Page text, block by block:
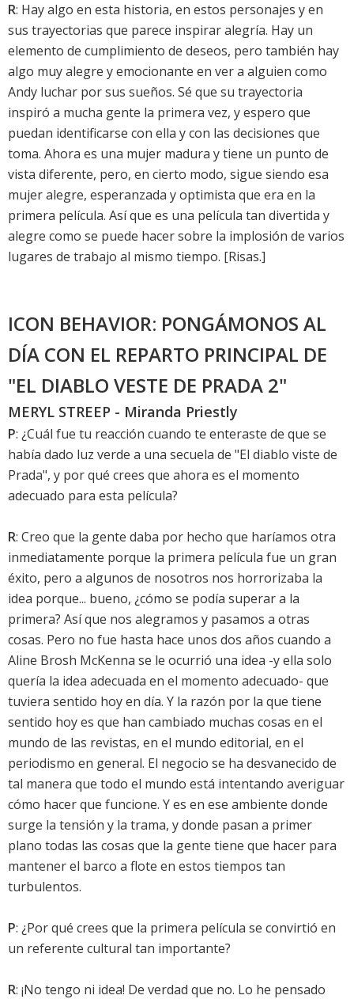
R: Hay algo en esta historia, en estos personajes y en
sus trayectorias que parece inspirar alegría. Hay un
elemento de cumplimiento de deseos, pero también hay
algo muy alegre y emocionante en ver a alguien como
Andy luchar por sus sueños. Sé que su trayectoria
inspiró a mucha gente la primera vez, y espero que
puedan identificarse con ella y con las decisiones que
toma. Ahora es una mujer madura y tiene un punto de
vista diferente, pero, en cierto modo, sigue siendo esa
mujer alegre, esperanzada y optimista que era en la
primera película. Así que es una película tan divertida y
alegre como se puede hacer sobre la implosión de varios
lugares de trabajo al mismo tiempo. [Risas.]
ICON BEHAVIOR: PONGÁMONOS AL
DÍA CON EL REPARTO PRINCIPAL DE
"EL DIABLO VESTE DE PRADA 2"
MERYL STREEP - Miranda Priestly
P: ¿Cuál fue tu reacción cuando te enteraste de que se
había dado luz verde a una secuela de "El diablo viste de
Prada", y por qué crees que ahora es el momento
adecuado para esta película?
R: Creo que la gente daba por hecho que haríamos otra
inmediatamente porque la primera película fue un gran
éxito, pero a algunos de nosotros nos horrorizaba la
idea porque... bueno, ¿cómo se podía superar a la
primera? Así que nos alegramos y pasamos a otras
cosas. Pero no fue hasta hace unos dos años cuando a
Aline Brosh McKenna se le ocurrió una idea -y ella solo
quería la idea adecuada en el momento adecuado- que
tuviera sentido hoy en día. Y la razón por la que tiene
sentido hoy es que han cambiado muchas cosas en el
mundo de las revistas, en el mundo editorial, en el
periodismo en general. El negocio se ha desvanecido de
tal manera que todo el mundo está intentando averiguar
cómo hacer que funcione. Y es en ese ambiente donde
surge la tensión y la trama, y donde pasan a primer
plano todas las cosas que la gente tiene que hacer para
mantener el barco a flote en estos tiempos tan
turbulentos.
P: ¿Por qué crees que la primera película se convirtió en
un referente cultural tan importante?
R: ¡No tengo ni idea! De verdad que no. Lo he pensado